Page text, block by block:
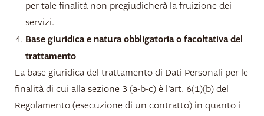
per tale finalità non pregiudicherà la fruizione dei
servizi.
Base giuridica e natura obbligatoria o facoltativa del
trattamento
La base giuridica del trattamento di Dati Personali per le
finalità di cui alla sezione 3 (a-b-c) è l’art. 6(1)(b) del
Regolamento (esecuzione di un contratto) in quanto i